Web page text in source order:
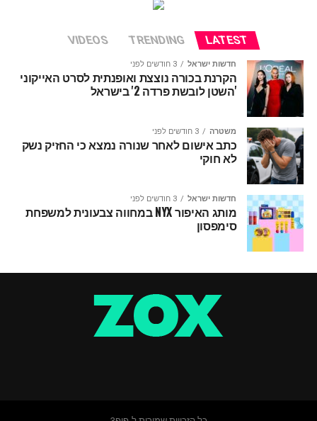
LATEST
TRENDING
VIDEOS
חדשות ישראל 3 חודשים לפני
הקרנת בכורה נוצצת ואופנתית לסרט האייקוני
'השטן לובשת פרדה 2' בישראל
משטרה 3 חודשים לפני
כתב אישום לאחר שנורה נמצא כי החזיק נשק
לא חוקי
חדשות ישראל 3 חודשים לפני
מותג האיפור NYX במחווה צבעונית למשפחת
סימפסון